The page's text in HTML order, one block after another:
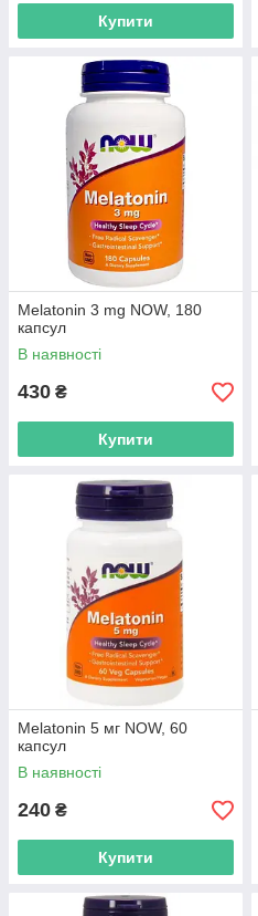
Купити
Melatonin 3 mg NOW, 180
капсул
В наявності
430 ₴
Купити
Melatonin 5 мг NOW, 60
капсул
В наявності
240 ₴
Купити